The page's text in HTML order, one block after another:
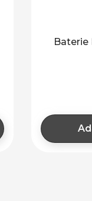
Baterie